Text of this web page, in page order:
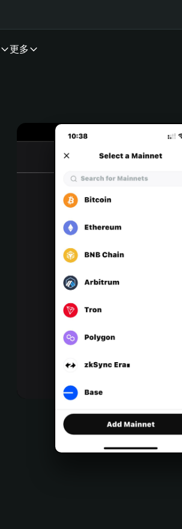
更多